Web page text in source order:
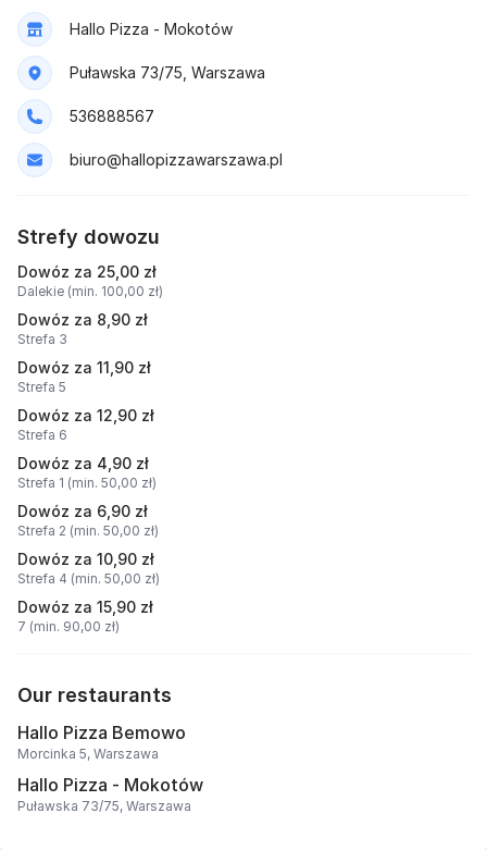
Hallo Pizza - Mokotów
Puławska 73/75, Warszawa
536888567
biuro@hallopizzawarszawa.pl
Strefy dowozu
Dowóz za 25,00 zł
Dalekie (min. 100,00 zł)
Dowóz za 8,90 zł
Strefa 3
Dowóz za 11,90 zł
Strefa 5
Dowóz za 12,90 zł
Strefa 6
Dowóz za 4,90 zł
Strefa 1 (min. 50,00 zł)
Dowóz za 6,90 zł
Strefa 2 (min. 50,00 zł)
Dowóz za 10,90 zł
Strefa 4 (min. 50,00 zł)
Dowóz za 15,90 zł
7 (min. 90,00 zł)
Our restaurants
Hallo Pizza Bemowo
Morcinka 5, Warszawa
Hallo Pizza - Mokotów
Puławska 73/75, Warszawa